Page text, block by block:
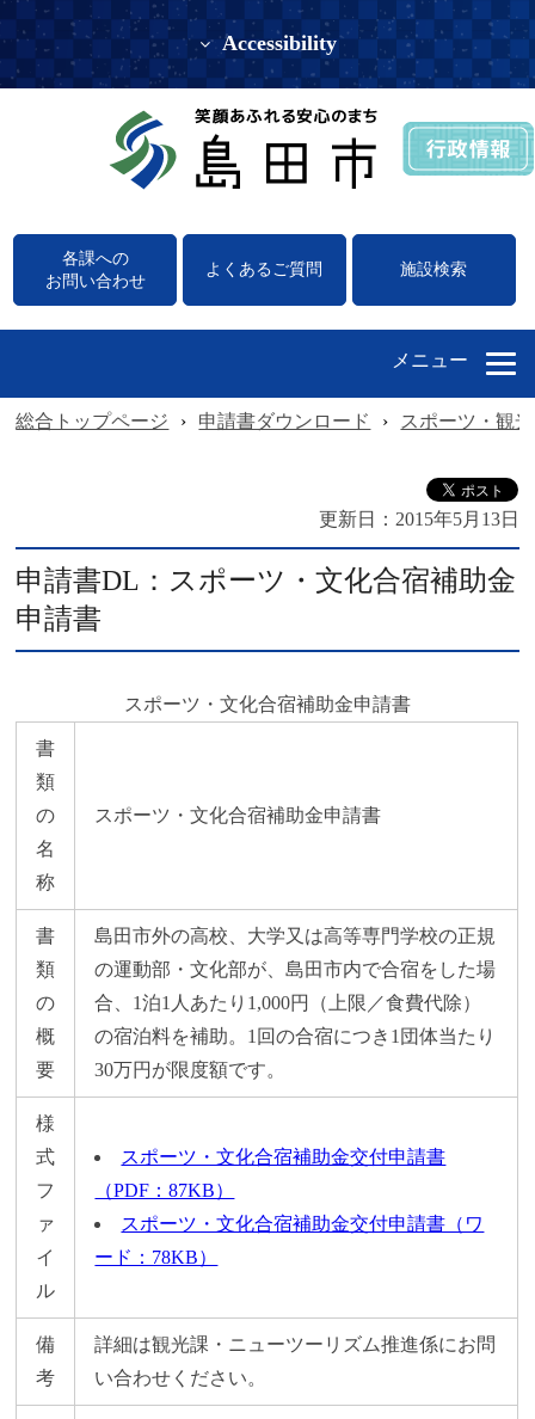
Accessibility
各課への
お問い合わせ
よくあるご質問 施設検索
メニュー
総合トップページ › 申請書ダウンロード › スポーツ・観
更新日： 2015年5月13日
申請書DL：スポーツ・文化合宿補助金
申請書
スポーツ・文化合宿補助金申請書
書
類
の
名
称
スポーツ・文化合宿補助金申請書
書
類
の
概
要
島田市外の高校、大学又は高等専門学校の正規
の運動部・文化部が、島田市内で合宿をした場
合、1泊1人あたり1,000円（上限／食費代除）
の宿泊料を補助。1回の合宿につき1団体当たり
30万円が限度額です。
様
式
フ
ァ
イ
ル
スポーツ・文化合宿補助金交付申請書
（PDF：87KB）
スポーツ・文化合宿補助金交付申請書（ワ
ード：78KB）
備
考
詳細は観光課・ニューツーリズム推進係にお問
い合わせください。